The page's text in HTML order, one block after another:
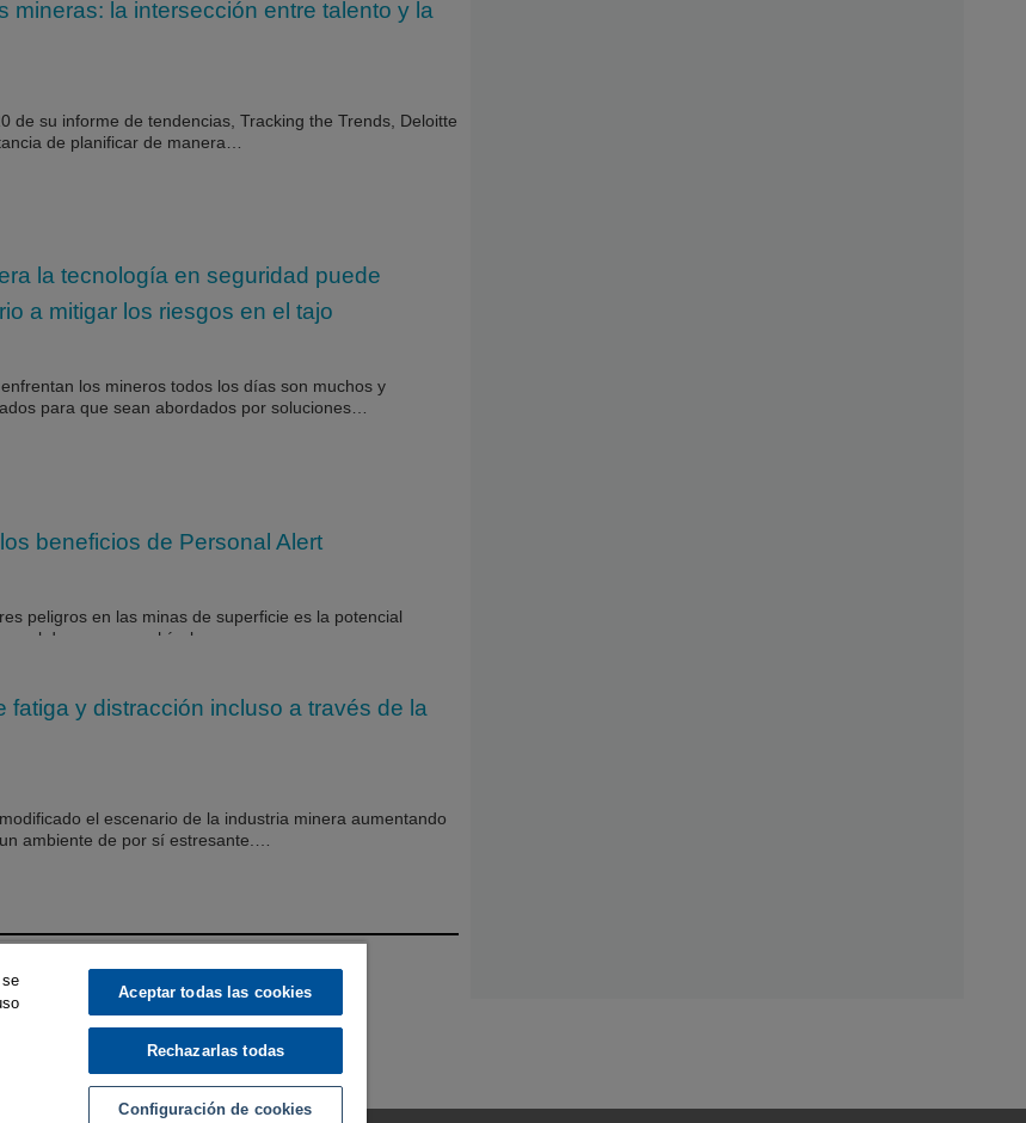
mineras: la intersección entre talento y la
de su informe de tendencias, Tracking the Trends, Deloitte
de planificar de manera…
la tecnología en seguridad puede
a mitigar los riesgos en el tajo
los mineros todos los días son muchos y
para que sean abordados por soluciones…
beneficios de Personal Alert
peligros en las minas de superficie es la potencial
de campo y vehículos.…
fatiga y distracción incluso a través de la
el escenario de la industria minera aumentando
ambiente de por sí estresante.…
Aceptar todas las cookies
Rechazarlas todas
Configuración de cookies